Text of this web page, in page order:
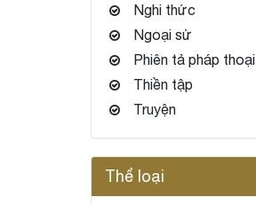
Nghi thức
Ngoại sử
Phiên tả pháp thoại
Thiền tập
Truyện
Thể loại